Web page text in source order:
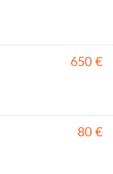
650 €
80 €